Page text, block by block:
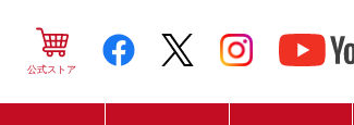
公式ストア